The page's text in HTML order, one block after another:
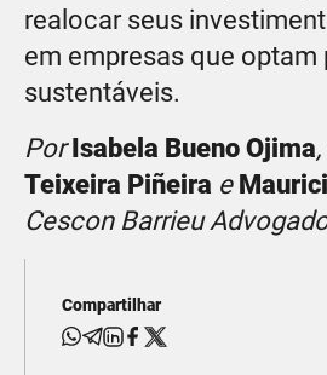
realocar seus
em empresas que optam
sustentáveis.
PorIsabela Bueno Ojima,
Teixeira Piñeira e
Cescon Barrieu
Compartilhar